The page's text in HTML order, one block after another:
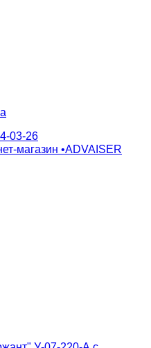
03-26
магазин •ADVAISER